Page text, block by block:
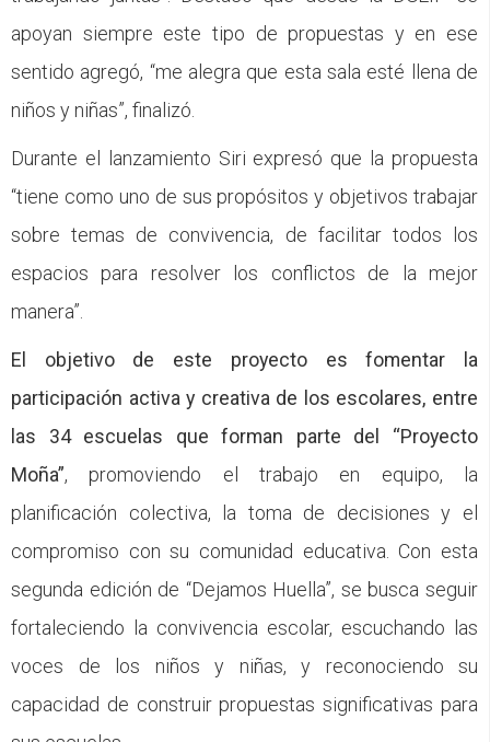
apoyan siempre este tipo de propuestas y en ese
sentido agregó, “me alegra que esta sala esté llena de
niños y niñas”, finalizó.
Durante el lanzamiento Siri expresó que la propuesta
“tiene como uno de sus propósitos y objetivos trabajar
sobre temas de convivencia, de facilitar todos los
espacios para resolver los conflictos de la mejor
manera”.
El objetivo de este proyecto es fomentar la
participación activa y creativa de los escolares, entre
las 34 escuelas que forman parte del “Proyecto
Moña”, promoviendo el trabajo en equipo, la
planificación colectiva, la toma de decisiones y el
compromiso con su comunidad educativa. Con esta
segunda edición de “Dejamos Huella”, se busca seguir
fortaleciendo la convivencia escolar, escuchando las
voces de los niños y niñas, y reconociendo su
capacidad de construir propuestas significativas para